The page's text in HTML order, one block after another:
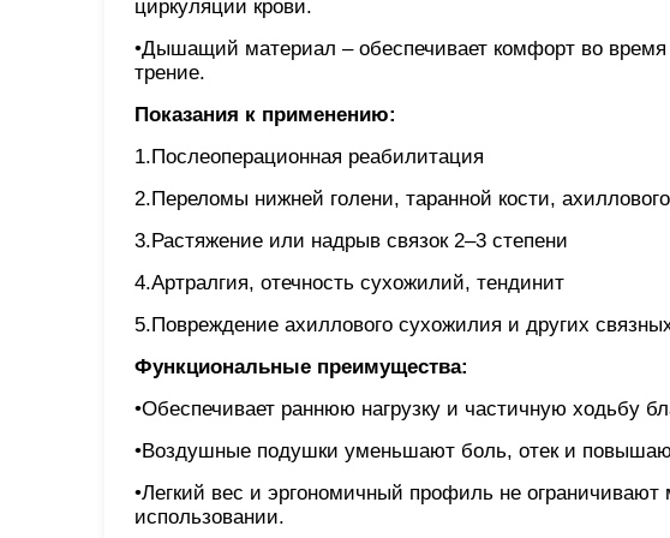
циркуляции крови.
•Дышащий материал – обеспечивает комфорт во
трение.
Показания к применению:
1.Послеоперационная реабилитация
2.Переломы нижней голени, таранной кости,
3.Растяжение или надрыв связок 2–3 степени
4.Артралгия, отечность сухожилий, тендинит
5.Повреждение ахиллового сухожилия и других
Функциональные преимущества:
•Обеспечивает раннюю нагрузку и частичную ходьбу
•Воздушные подушки уменьшают боль, отек и
•Легкий вес и эргономичный профиль не
использовании.